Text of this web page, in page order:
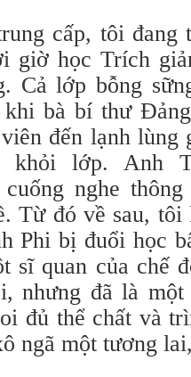
cấp, tôi đang
giờ học Trích
Cả lớp bỗng
bà bí thư
đến lạnh lùng
lớp. Anh
cuống nghe
Từ đó về sau,
Phi bị đuổi học
sĩ quan của chế
nhưng đã là
đủ thể chất và
ngã một tương